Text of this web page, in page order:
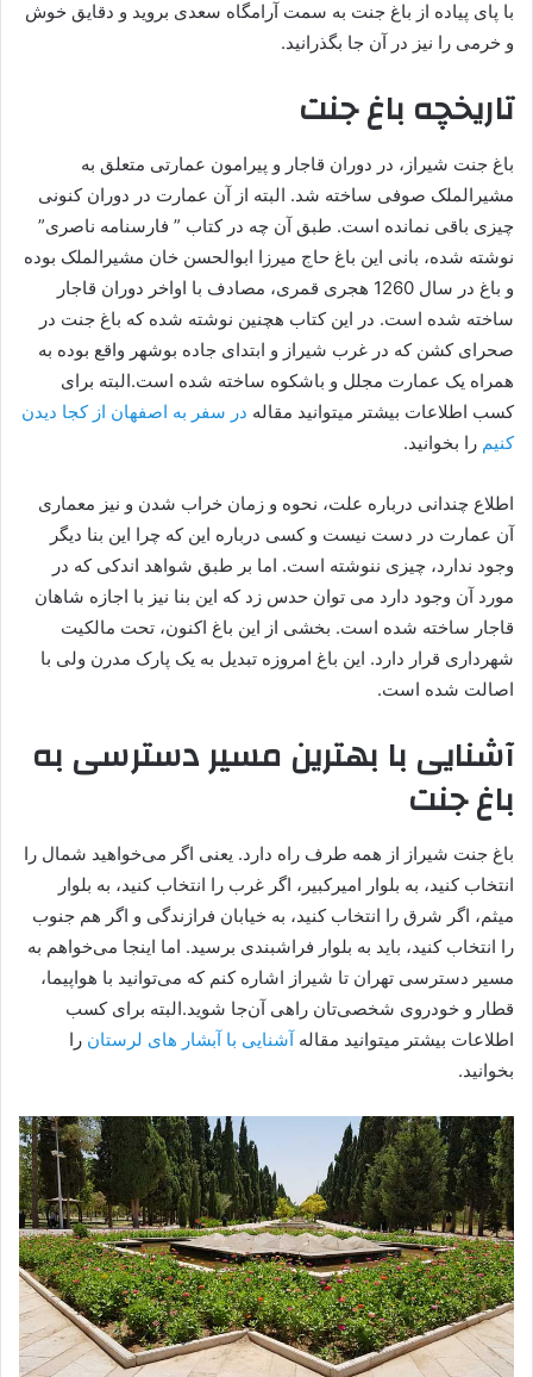
با پای پیاده از باغ جنت به سمت آرامگاه سعدی بروید و دقایق خوش
و خرمی را نیز در آن جا بگذرانید.
تاریخچه باغ جنت
باغ جنت شیراز، در دوران قاجار و پیرامون عمارتی متعلق به
مشیرالملک صوفی ساخته شد. البته از آن عمارت در دوران کنونی
چیزی باقی نمانده است. طبق آن چه در کتاب ” فارسنامه ناصری”
نوشته شده، بانی این باغ حاج میرزا ابوالحسن خان مشیرالملک بوده
و باغ در سال 1260 هجری قمری، مصادف با اواخر دوران قاجار
ساخته شده است. در این کتاب هچنین نوشته شده که باغ جنت در
صحرای کشن که در غرب شیراز و ابتدای جاده بوشهر واقع بوده به
همراه یک عمارت مجلل و باشکوه ساخته شده است.البته برای
کسب اطلاعات بیشتر میتوانید مقاله در سفر به اصفهان از کجا دیدن
کنیم را بخوانید.
اطلاع چندانی درباره علت، نحوه و زمان خراب شدن و نیز معماری
آن عمارت در دست نیست و کسی درباره این که چرا این بنا دیگر
وجود ندارد، چیزی ننوشته است. اما بر طبق شواهد اندکی که در
مورد آن وجود دارد می توان حدس زد که این بنا نیز با اجازه شاهان
قاجار ساخته شده است. بخشی از این باغ اکنون، تحت مالکیت
شهرداری قرار دارد. این باغ امروزه تبدیل به یک پارک مدرن ولی با
اصالت شده است.
آشنایی با بهترین مسیر دسترسی به
باغ جنت
باغ جنت شیراز از همه طرف راه دارد. یعنی اگر می‌خواهید شمال را
انتخاب کنید، به بلوار امیرکبیر، اگر غرب را انتخاب کنید، به بلوار
میثم، اگر شرق را انتخاب کنید، به خیابان فرازندگی و اگر هم جنوب
را انتخاب کنید، باید به بلوار فراشبندی برسید. اما اینجا می‌خواهم به
مسیر دسترسی تهران تا شیراز اشاره کنم که می‌توانید با هواپیما،
قطار و خودروی شخصی‌تان راهی آن‌جا شوید.البته برای کسب
اطلاعات بیشتر میتوانید مقالهآشنایی با آبشار های لرستان را
بخوانید.